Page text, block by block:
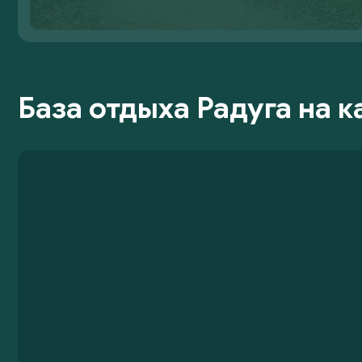
База отдыха Радуга на